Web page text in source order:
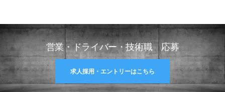
営業・ドライバー・技術職 応募
求人採用・エントリーはこちら